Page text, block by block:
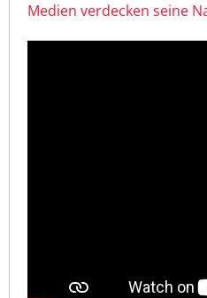
Medien verdecken seine